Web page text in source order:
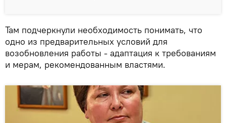
Там подчеркнули необходимость понимать, что
одно из предварительных условий для
возобновления работы - адаптация к требованиям
и мерам, рекомендованным властями.